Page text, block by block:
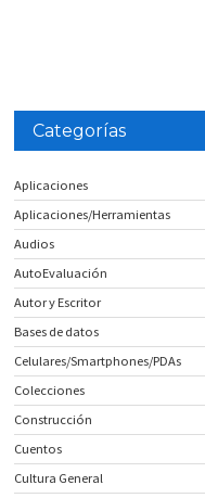
Categorías
Aplicaciones
Aplicaciones/Herramientas
Audios
AutoEvaluación
Autor y Escritor
Bases de datos
Celulares/Smartphones/PDAs
Colecciones
Construcción
Cuentos
Cultura General